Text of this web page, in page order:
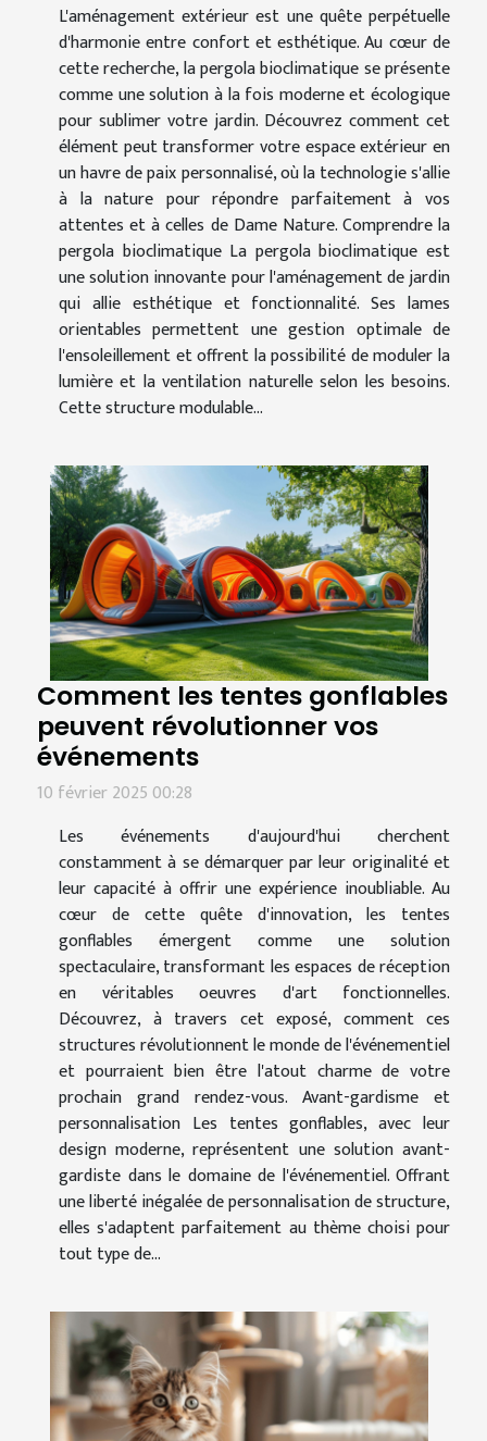
L'aménagement extérieur est une quête perpétuelle
d'harmonie entre confort et esthétique. Au cœur de
cette recherche, la pergola bioclimatique se présente
comme une solution à la fois moderne et écologique
pour sublimer votre jardin. Découvrez comment cet
élément peut transformer votre espace extérieur en
un havre de paix personnalisé, où la technologie s'allie
à la nature pour répondre parfaitement à vos
attentes et à celles de Dame Nature. Comprendre la
pergola bioclimatique La pergola bioclimatique est
une solution innovante pour l'aménagement de jardin
qui allie esthétique et fonctionnalité. Ses lames
orientables permettent une gestion optimale de
l'ensoleillement et offrent la possibilité de moduler la
lumière et la ventilation naturelle selon les besoins.
Cette structure modulable...
Comment les tentes gonflables
peuvent révolutionner vos
événements
10 février 2025 00:28
Les événements d'aujourd'hui cherchent
constamment à se démarquer par leur originalité et
leur capacité à offrir une expérience inoubliable. Au
cœur de cette quête d'innovation, les tentes
gonflables émergent comme une solution
spectaculaire, transformant les espaces de réception
en véritables oeuvres d'art fonctionnelles.
Découvrez, à travers cet exposé, comment ces
structures révolutionnent le monde de l'événementiel
et pourraient bien être l'atout charme de votre
prochain grand rendez-vous. Avant-gardisme et
personnalisation Les tentes gonflables, avec leur
design moderne, représentent une solution avant-
gardiste dans le domaine de l'événementiel. Offrant
une liberté inégalée de personnalisation de structure,
elles s'adaptent parfaitement au thème choisi pour
tout type de...